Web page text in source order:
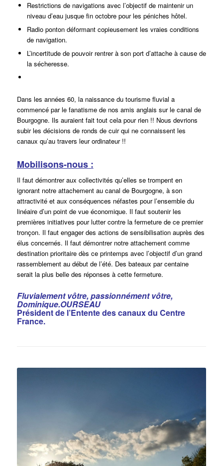
Restrictions de navigations avec l’objectif de maintenir un
niveau d’eau jusque fin octobre pour les péniches hôtel.
Radio ponton déformant copieusement les vraies conditions
de navigation.
L’incertitude de pouvoir rentrer à son port d’attache à cause de
la sécheresse.
Dans les années 60, la naissance du tourisme fluvial a
commencé par le fanatisme de nos amis anglais sur le canal de
Bourgogne. Ils auraient fait tout cela pour rien !! Nous devrions
subir les décisions de ronds de cuir qui ne connaissent les
canaux qu’au travers leur ordinateur !!
Mobilisons-nous :
Il faut démontrer aux collectivités qu’elles se trompent en
ignorant notre attachement au canal de Bourgogne, à son
attractivité et aux conséquences néfastes pour l’ensemble du
linéaire d’un point de vue économique. Il faut soutenir les
premières initiatives pour lutter contre la fermeture de ce premier
tronçon. Il faut engager des actions de sensibilisation auprès des
élus concernés. Il faut démontrer notre attachement comme
destination prioritaire dès ce printemps avec l’objectif d’un grand
rassemblement au début de l’été. Des bateaux par centaine
serait la plus belle des réponses à cette fermeture.
Fluvialement vôtre, passionnément vôtre,
Dominique.OURSEAU
Président de l’Entente des canaux du Centre
France.